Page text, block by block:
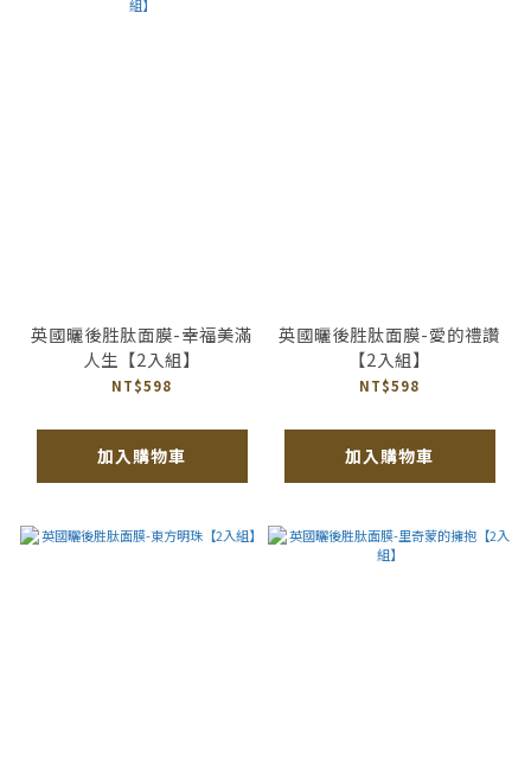
英國曬後胜肽面膜-幸福美滿
人生【2入組】
NT$598
加入購物車
英國曬後胜肽面膜-愛的禮讚
【2入組】
NT$598
加入購物車